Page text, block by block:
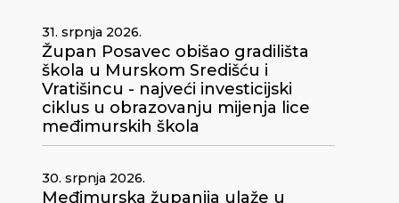
31. srpnja 2026.
Župan Posavec obišao gradilišta
škola u Murskom Središću i
Vratišincu - najveći investicijski
ciklus u obrazovanju mijenja lice
međimurskih škola
30. srpnja 2026.
Međimurska županija ulaže u